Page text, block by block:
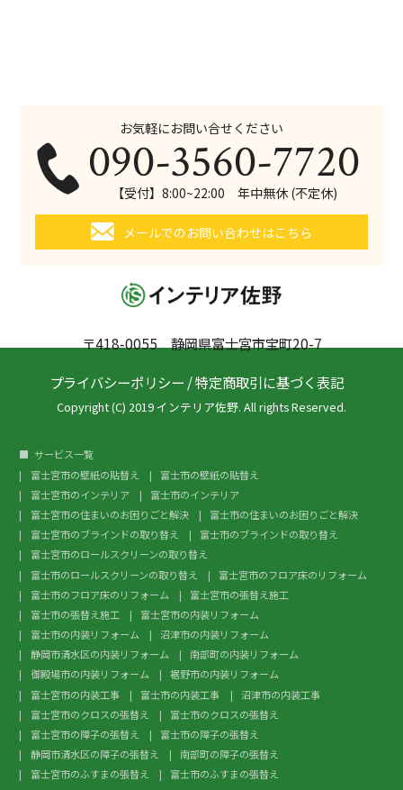
〒418-0055 静岡県富士宮市宝町20-7
お気軽にお問い合せください
090-3560-7720
【受付】8:00~22:00 年中無休 (不定休)
メールでのお問い合わせはこちら
プライバシーポリシー /特定商取引に基づく表記
Copyright (C) 2019 インテリア佐野. All rights Reserved.
サービス一覧
富士宮市の壁紙の貼替え
富士市の壁紙の貼替え
富士宮市のインテリア
富士市のインテリア
富士宮市の住まいのお困りごと解決
富士市の住まいのお困りごと解決
富士宮市のブラインドの取り替え
富士市のブラインドの取り替え
富士宮市のロールスクリーンの取り替え
富士市のロールスクリーンの取り替え
富士宮市のフロア床のリフォーム
富士市のフロア床のリフォーム
富士宮市の張替え施工
富士市の張替え施工
富士宮市の内装リフォーム
富士市の内装リフォーム
沼津市の内装リフォーム
静岡市清水区の内装リフォーム
南部町の内装リフォーム
御殿場市の内装リフォーム
裾野市の内装リフォーム
富士宮市の内装工事
富士市の内装工事
沼津市の内装工事
富士宮市のクロスの張替え
富士市のクロスの張替え
富士宮市の障子の張替え
富士市の障子の張替え
静岡市清水区の障子の張替え
南部町の障子の張替え
富士宮市のふすまの張替え
富士市のふすまの張替え